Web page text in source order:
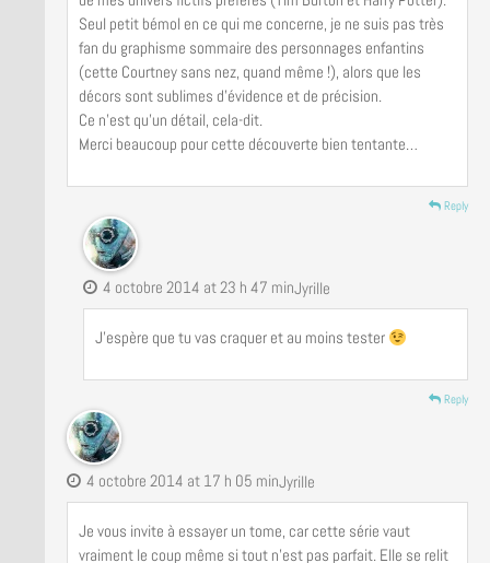
Seul petit bémol en ce qui me concerne, je ne suis pas très
fan du graphisme sommaire des personnages enfantins
(cette Courtney sans nez, quand même !), alors que les
décors sont sublimes d’évidence et de précision.
Ce n’est qu’un détail, cela-dit.
Merci beaucoup pour cette découverte bien tentante…
Reply
Jyrille
4 octobre 2014 at 23 h 47 min
J’espère que tu vas craquer et au moins tester
Reply
Jyrille
4 octobre 2014 at 17 h 05 min
Je vous invite à essayer un tome, car cette série vaut
vraiment le coup même si tout n’est pas parfait. Elle se relit